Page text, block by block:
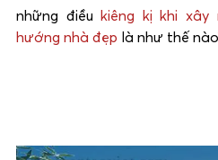
những điều
kiêng kị khi xây
hướng nhà đẹp là như thế